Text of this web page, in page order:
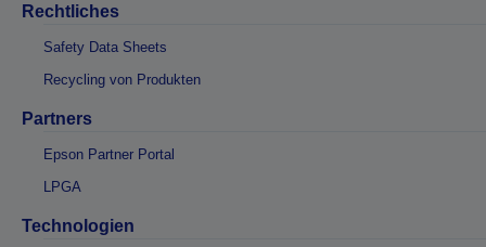
Rechtliches
Safety Data Sheets
Recycling von Produkten
Partners
Epson Partner Portal
LPGA
Technologien